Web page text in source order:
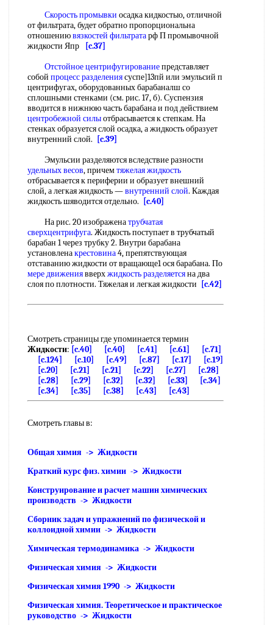
Скорость промывки осадка кидкостыо, отличной
от фильтрата, будет обратно пропорциональна
отношениювязкостей фильтратарф П промывочной
жидкости Япр
[c.37]
Отстойное центрифугированиепредставляет
собой процесс разделениясуспе]13пй или эмульсий п
центрифугах, оборудованных барабаналш со
сплошными стенками (см. рис. 17, б). Суспензия
вводится в нижнюю часть барабана и под действием
центробежной силыотбрасывается к степкам. На
стенках образуется слой осадка, а жидкость образует
внутренний слой.
[c.39]
Эмульсии разделяются вследствие разности
удельных весов, причемтяжелая жидкость
отбрасывается к периферии и образует внешний
слой, а легкая жидкость —внутренний слой. Каждая
жидкость шяводится отдельно.
[c.40]
На рис. 20 изображенатрубчатая
сверхцентрифуга. Жидкость поступает в трубчатый
барабан 1 через трубку 2. Внутри барабана
установленакрестовина4, препятствующая
отставанию жидкости от вращающе1 ося барабана. По
мере движениявверхжидкость разделяетсяна два
слоя по плотности. Тяжелая и легкая жидкости
[c.42]
Смотреть страницы где упоминается термин
Жидкости: [c.40] [c.40] [c.41] [c.61]
[c.71]
[c.124]
[c.10] [c.49] [c.87] [c.17]
[c.19]
[c.20]
[c.21] [c.21] [c.22] [c.27]
[c.28]
[c.28]
[c.29] [c.32] [c.32] [c.33]
[c.34]
[c.34]
[c.35] [c.38] [c.43] [c.43]
Смотреть главы в:
Общая химия -> Жидкости
Краткий курс физ. химии -> Жидкости
Конструирование и расчет машин химических
производств -> Жидкости
Сборник задач и упражнений по физической и
коллоидной химии -> Жидкости
Химическая термодинамика -> Жидкости
Физическая химия -> Жидкости
Физическая химия 1990 -> Жидкости
Физическая химия. Теоретическое и практическое
руководство -> Жидкости